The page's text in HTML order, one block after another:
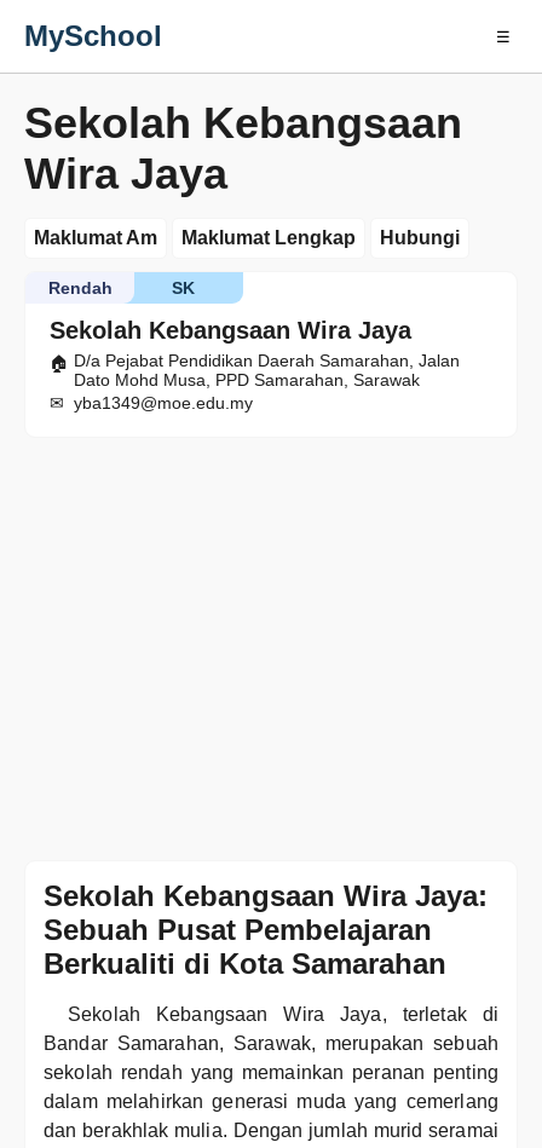
MySchool ☰
Sekolah Kebangsaan
Wira Jaya
Maklumat Am Maklumat Lengkap Hubungi
Sekolah Kebangsaan Wira Jaya
SK
Rendah
D/a Pejabat Pendidikan Daerah Samarahan, Jalan
Dato Mohd Musa, PPD Samarahan, Sarawak
yba1349@moe.edu.my
Sekolah Kebangsaan Wira Jaya:
Sebuah Pusat Pembelajaran
Berkualiti di Kota Samarahan
Sekolah Kebangsaan Wira Jaya, terletak di
Bandar Samarahan, Sarawak, merupakan sebuah
sekolah rendah yang memainkan peranan penting
dalam melahirkan generasi muda yang cemerlang
dan berakhlak mulia. Dengan jumlah murid seramai